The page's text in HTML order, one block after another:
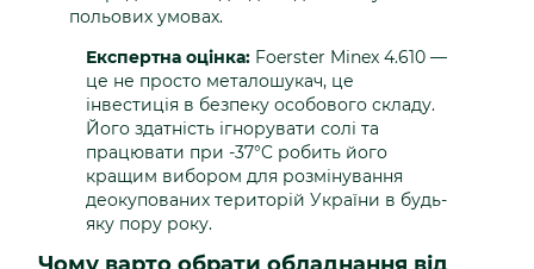
польових умовах.
Експертна оцінка: Foerster Minex 4.610 —
це не просто металошукач, це
інвестиція в безпеку особового складу.
Його здатність ігнорувати солі та
працювати при -37°C робить його
кращим вибором для розмінування
деокупованих територій України в будь-
яку пору року.